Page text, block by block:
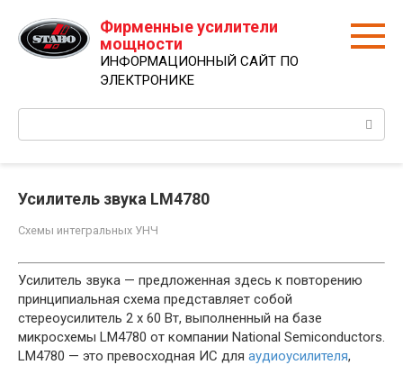
контенту
Фирменные усилители
мощности
ИНФОРМАЦИОННЫЙ САЙТ ПО
ЭЛЕКТРОНИКЕ
Поиск:
Усилитель звука LM4780
Схемы интегральных УНЧ
Усилитель звука — предложенная здесь к повторению
принципиальная схема представляет собой
стереоусилитель 2 x 60 Вт, выполненный на базе
микросхемы LM4780 от компании National Semiconductors.
LM4780 — это превосходная ИС для аудиоусилителя,